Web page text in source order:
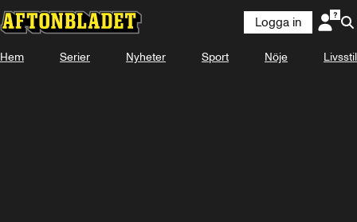
Logga in
Hem Serier Nyheter Sport Nöje Livsstil